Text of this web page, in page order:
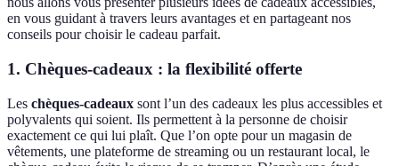
en vous guidant à travers leurs avantages et en partageant nos
conseils pour choisir le cadeau parfait.
1. Chèques-cadeaux : la flexibilité offerte
Les chèques-cadeaux sont l’un des cadeaux les plus accessibles et
polyvalents qui soient. Ils permettent à la personne de choisir
exactement ce qui lui plaît. Que l’on opte pour un magasin de
vêtements, une plateforme de streaming ou un restaurant local, le